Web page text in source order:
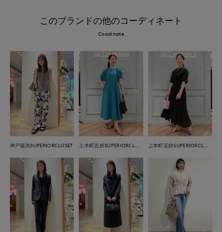
このブランドの他のコーディネート
Coodinate
神戸阪急SUPERIORCLOSET